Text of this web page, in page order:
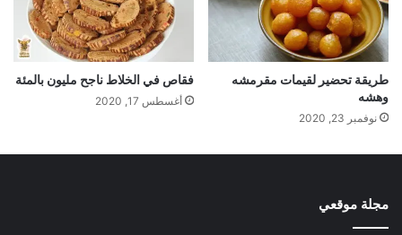
طريقة تحضير لقيمات مقرمشه
وهشه
نوفمبر 23, 2020
فقاص في الخلاط ناجح مليون بالمئة
أغسطس 17, 2020
مجلة موقعي